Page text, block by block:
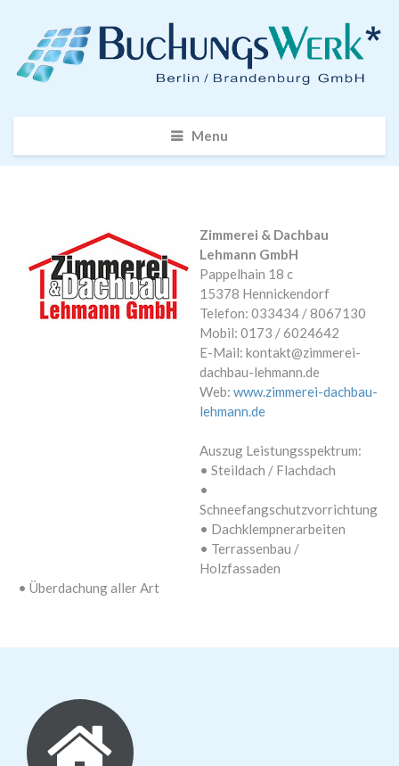
Menu
Zimmerei & Dachbau
Lehmann GmbH
Pappelhain 18 c
15378 Hennickendorf
Telefon: 033434 / 8067130
Mobil: 0173 / 6024642
E-Mail: kontakt@zimmerei-
dachbau-lehmann.de
Web: www.zimmerei-dachbau-
lehmann.de
Auszug Leistungsspektrum:
• Steildach / Flachdach
•
Schneefangschutzvorrichtung
• Dachklempnerarbeiten
• Terrassenbau /
Holzfassaden
• Überdachung aller Art